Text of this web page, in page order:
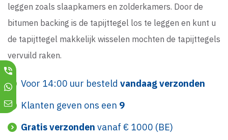
leggen zoals slaapkamers en zolderkamers. Door de
bitumen backing is de tapijttegel los te leggen en kunt u
de tapijttegel makkelijk wisselen mochten de tapijttegels
vervuild raken.
Voor 14:00 uur besteld vandaag verzonden
Klanten geven ons een 9
Gratis verzonden vanaf € 1000 (BE)